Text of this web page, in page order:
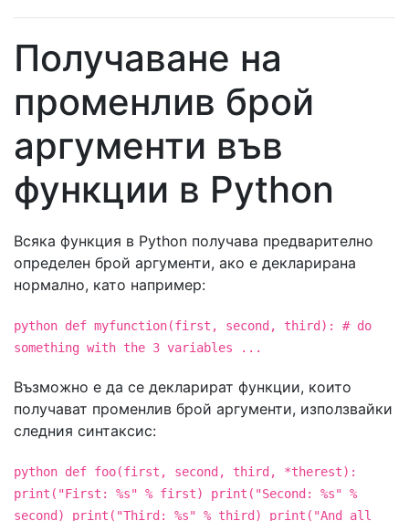
Получаване на
променлив брой
аргументи във
функции в Python
Всяка функция в Python получава предварително
определен брой аргументи, ако е декларирана
нормално, като например:
python def myfunction(first, second, third): # do
something with the 3 variables ...
Възможно е да се декларират функции, които
получават променлив брой аргументи, използвайки
следния синтаксис:
python def foo(first, second, third, *therest):
print("First: %s" % first) print("Second: %s" %
second) print("Third: %s" % third) print("And all